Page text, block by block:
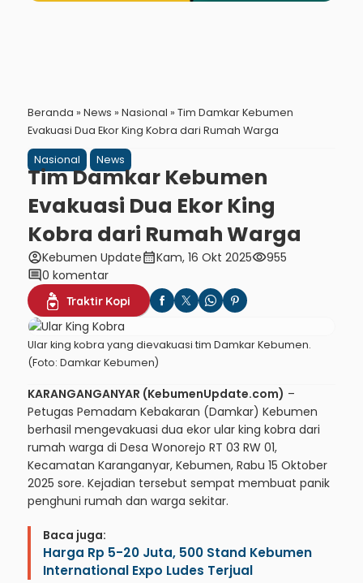
Beranda » News » Nasional » Tim Damkar Kebumen
Evakuasi Dua Ekor King Kobra dari Rumah Warga
Nasional News
Tim Damkar Kebumen
Evakuasi Dua Ekor King
Kobra dari Rumah Warga
account_circleKebumen Updatecalendar_monthKam, 16 Okt 2025visibility955
comment0 komentar
Traktir Kopi
Ular king kobra yang dievakuasi tim Damkar Kebumen.
(Foto: Damkar Kebumen)
KARANGANGANYAR (KebumenUpdate.com) –
Petugas Pemadam Kebakaran (Damkar) Kebumen
berhasil mengevakuasi dua ekor ular king kobra dari
rumah warga di Desa Wonorejo RT 03 RW 01,
Kecamatan Karanganyar, Kebumen, Rabu 15 Oktober
2025 sore. Kejadian tersebut sempat membuat panik
penghuni rumah dan warga sekitar.
Baca juga:
Harga Rp 5-20 Juta, 500 Stand Kebumen
International Expo Ludes Terjual